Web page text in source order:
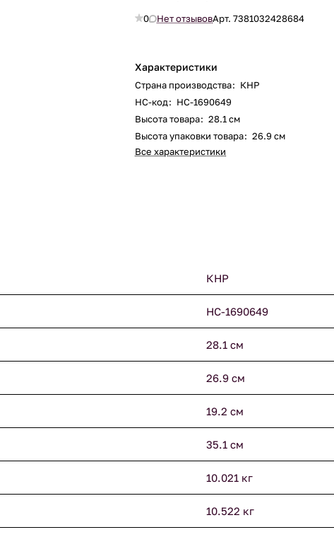
0 Нет отзывовАрт.7381032428684
Характеристики
Страна производства: КНР
НС-код: НС-1690649
Высота товара: 28.1 см
Высота упаковки товара: 26.9 см
Все характеристики
КНР
НС-1690649
28.1 см
26.9 см
19.2 см
35.1 см
10.021 кг
10.522 кг